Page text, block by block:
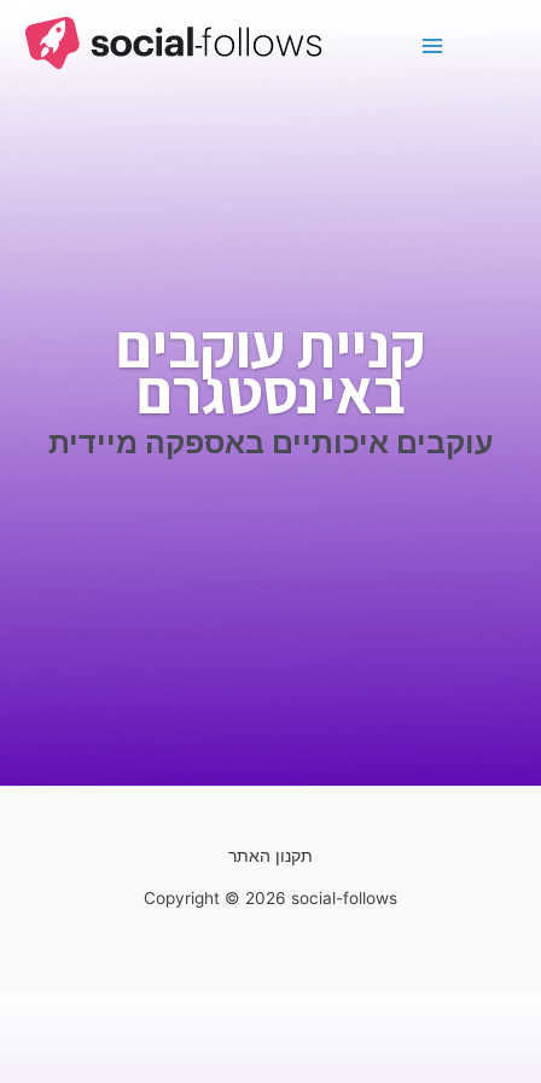
קניית עוקבים
באינסטגרם
עוקבים איכותיים באספקה מיידית
תקנון האתר
Copyright © 2026 social-follows